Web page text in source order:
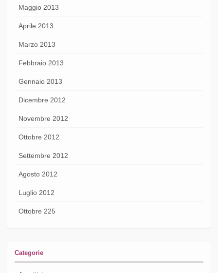
Maggio 2013
Aprile 2013
Marzo 2013
Febbraio 2013
Gennaio 2013
Dicembre 2012
Novembre 2012
Ottobre 2012
Settembre 2012
Agosto 2012
Luglio 2012
Ottobre 225
Categorie